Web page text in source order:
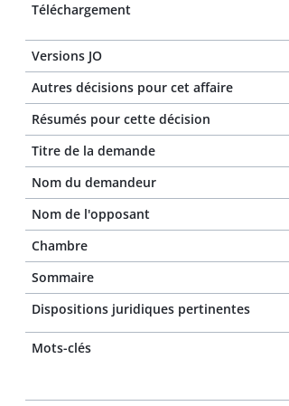
Téléchargement
Versions JO
Autres décisions pour cet affaire
Résumés pour cette décision
Titre de la demande
Nom du demandeur
Nom de l'opposant
Chambre
Sommaire
Dispositions juridiques pertinentes
Mots-clés